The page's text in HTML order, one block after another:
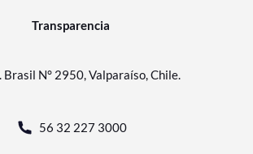
Transparencia
Brasil N° 2950, Valparaíso, Chile.
56 32 227 3000